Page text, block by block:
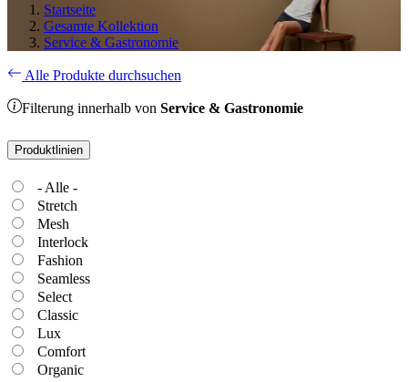
Startseite
Gesamte Kollektion
Service & Gastronomie
Alle Produkte durchsuchen
Filterung innerhalb von Service & Gastronomie
Produktlinien
- Alle -
Stretch
Mesh
Interlock
Fashion
Seamless
Select
Classic
Lux
Comfort
Organic